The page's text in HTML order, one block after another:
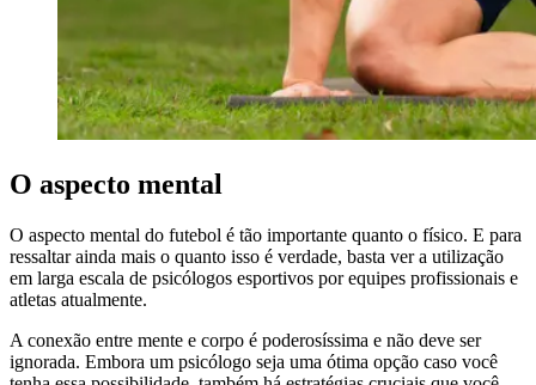
O aspecto mental
O aspecto mental do futebol é tão importante quanto o físico. E para
ressaltar ainda mais o quanto isso é verdade, basta ver a utilização
em larga escala de psicólogos esportivos por equipes profissionais e
atletas atualmente.
A conexão entre mente e corpo é poderosíssima e não deve ser
ignorada. Embora um psicólogo seja uma ótima opção caso você